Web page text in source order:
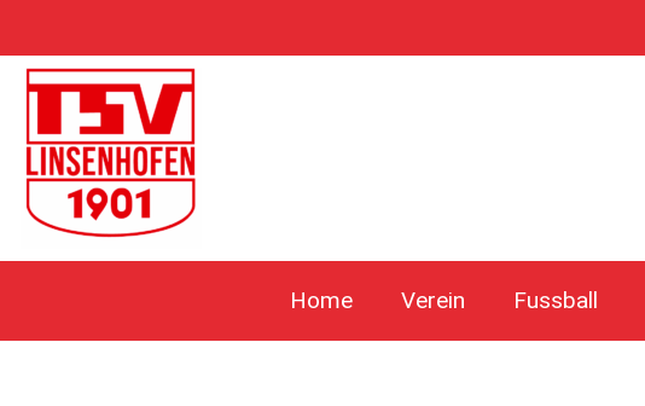
Home Verein Fussball